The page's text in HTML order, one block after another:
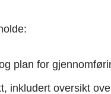
plan for
inkludert oversikt